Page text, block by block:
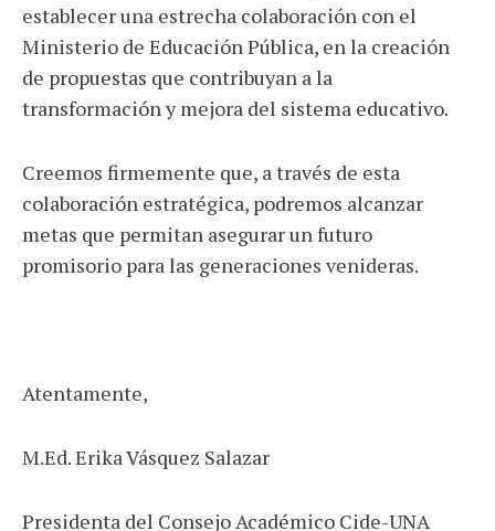
establecer una estrecha colaboración con el
Ministerio de Educación Pública, en la creación
de propuestas que contribuyan a la
transformación y mejora del sistema educativo.
Creemos firmemente que, a través de esta
colaboración estratégica, podremos alcanzar
metas que permitan asegurar un futuro
promisorio para las generaciones venideras.
Atentamente,
M.Ed. Erika Vásquez Salazar
Presidenta del Consejo Académico Cide-UNA